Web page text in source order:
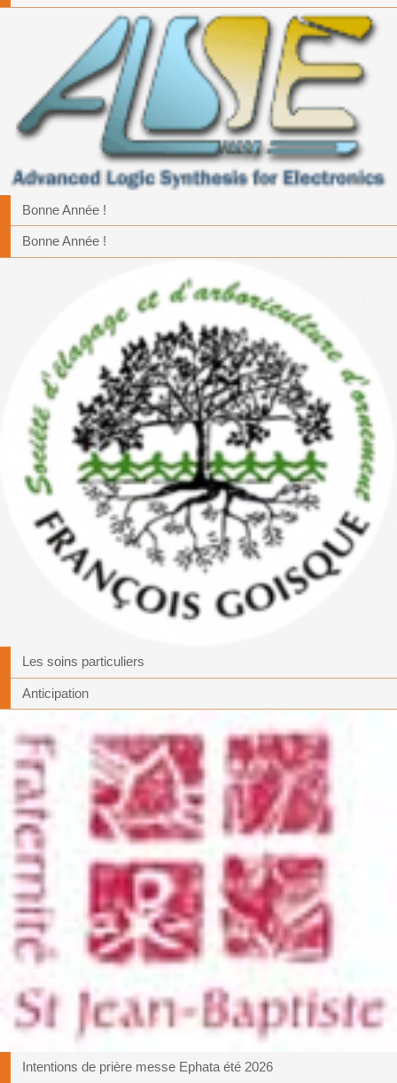
Bonne Année !
Bonne Année !
Les soins particuliers
Anticipation
Intentions de prière messe Ephata été 2026